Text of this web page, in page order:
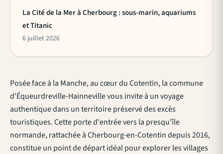
Posée face à la Manche, au cœur du Cotentin, la commune
d'Équeurdreville-Hainneville vous invite à un voyage
authentique dans un territoire préservé des excès
touristiques. Cette porte d'entrée vers la presqu'île
normande, rattachée à Cherbourg-en-Cotentin depuis 2016,
constitue un point de départ idéal pour explorer les villages
La Cité de la Mer à Cherbourg : sous-marin, aquariums
et Titanic
6 juillet 2026